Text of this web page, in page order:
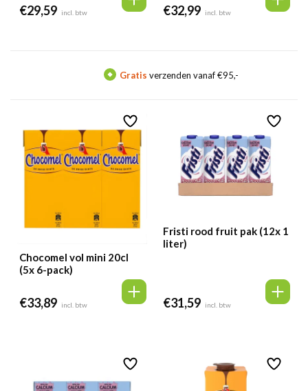
€29,59 incl. btw €32,99 incl. btw
Gratis verzenden vanaf €95,-
Chocomel vol mini 20cl
(5x 6-pack)
€33,89 incl. btw
Fristi rood fruit pak (12x 1
liter)
€31,59 incl. btw